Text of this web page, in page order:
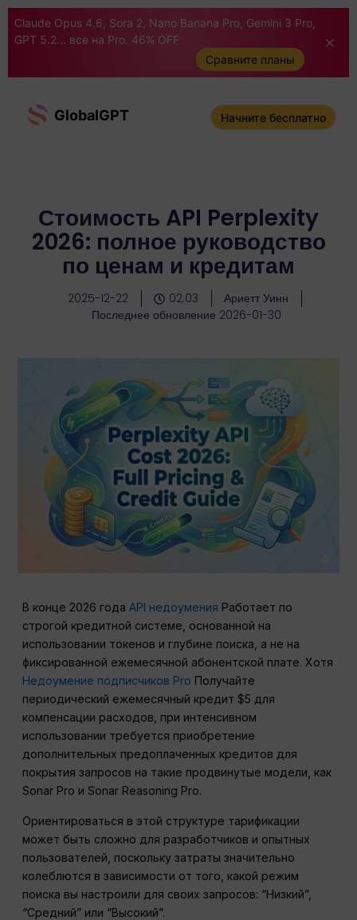
Claude Opus 4.6, Sora 2, Nano Banana Pro, Gemini 3 Pro,
GPT 5.2... все на Pro. 46% OFF
Сравните планы
GlobalGPT Начните бесплатно
Стоимость API Perplexity
2026: полное руководство
по ценам и кредитам
2025-12-22 02:03
Ариетт Уинн
Последнее обновление 2026-01-30
В конце 2026 годаAPI недоумения Работает по
строгой кредитной системе, основанной на
использовании токенов и глубине поиска, а не на
фиксированной ежемесячной абонентской плате. Хотя
Недоумение подписчиков Pro Получайте
периодический ежемесячный кредит $5 для
компенсации расходов, при интенсивном
использовании требуется приобретение
дополнительных предоплаченных кредитов для
покрытия запросов на такие продвинутые модели, как
Sonar Pro и Sonar Reasoning Pro.
Ориентироваться в этой структуре тарификации
может быть сложно для разработчиков и опытных
пользователей, поскольку затраты значительно
колеблются в зависимости от того, какой режим
поиска вы настроили для своих запросов: “Низкий”,
“Средний” или “Высокий”.